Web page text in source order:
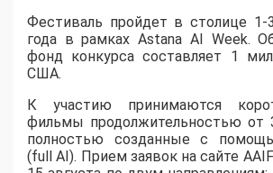
​Фестиваль пройдет в столице 1-
года в рамках Astana AI Week.
фонд конкурса составляет 1
США.
К участию принимаются
фильмы продолжительностью от
полностью созданные с
(full AI). Прием заявок на сайте